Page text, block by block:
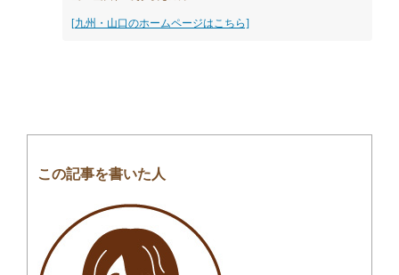
[九州・山口のホームページはこちら]
この記事を書いた人